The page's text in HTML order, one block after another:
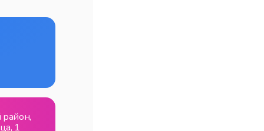
район,
1